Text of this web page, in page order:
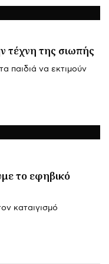
τέχνη της σιωπής
παιδιά να εκτιμούν
το εφηβικό
καταιγισμό